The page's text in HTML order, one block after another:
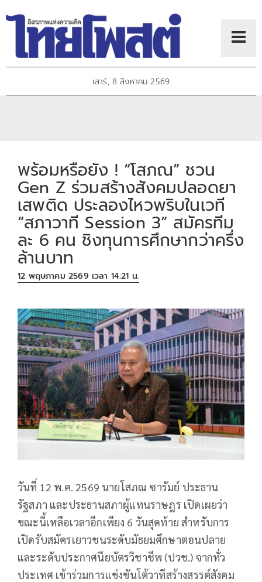
เสาร์, 8 สิงหาคม 2569
พร้อมหรือยัง ! “โสภณ” ชวน
Gen Z ร่วมสร้างสังคมปลอดยา
เสพติด ประลองไหวพริบในเวที
“สภาวาที Session 3” สมัครทีม
ละ 6 คน ชิงทุนการศึกษากว่าครึ่ง
ล้านบาท
12 พฤษภาคม 2569 เวลา 14:21 น.
วันที่ 12 พ.ค. 2569 นายโสภณ ซารัมย์ ประธาน
รัฐสภา และประธานสภาผู้แทนราษฎร เปิดเผยว่า
ขณะนี้เหลือเวลาอีกเพียง 6 วันสุดท้าย สำหรับการ
เปิดรับสมัครเยาวชนระดับมัธยมศึกษาตอนปลาย
และระดับประกาศนียบัตรวิชาชีพ (ปวช.) จากทั่ว
ประเทศ เข้าร่วมการแข่งขันโต้วาทีสร้างสรรค์สังคม